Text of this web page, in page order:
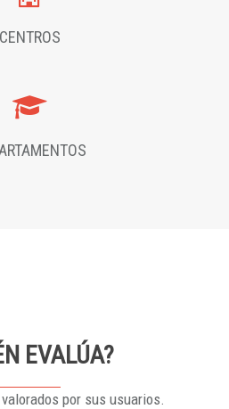
CENTROS
EVALÚA?
por sus usuarios.